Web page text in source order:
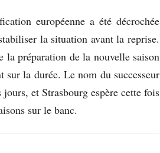
européenne a été décrochée
la situation avant la reprise.
la préparation de la nouvelle saison
la durée. Le nom du successeur
et Strasbourg espère cette fois
sur le banc.